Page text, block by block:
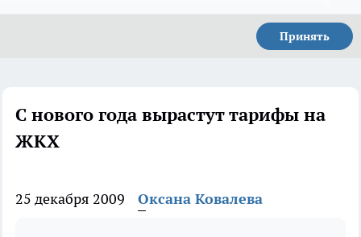
Принять
С нового года вырастут тарифы на
ЖКХ
25 декабря 2009 Оксана Ковалева